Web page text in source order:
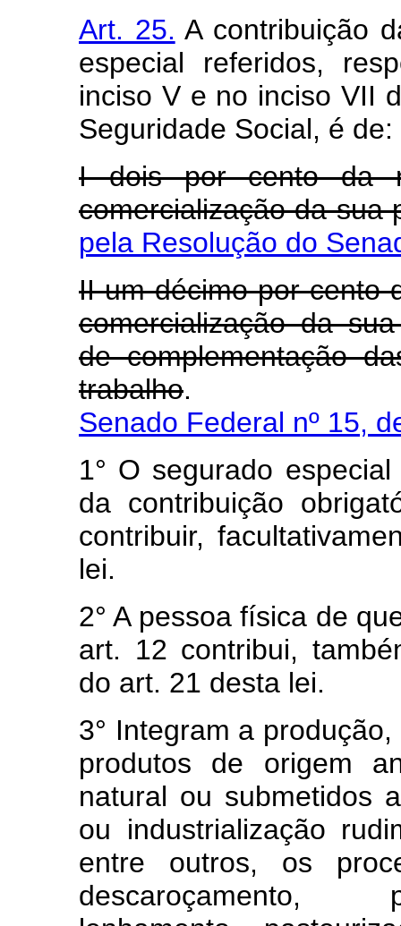
Art. 25. A contribuição
especial referidos,
inciso V e no inciso VII
Seguridade Social, é de:
I dois por cento da
comercialização da sua
pela Resolução do
II um décimo por cento
comercialização da
de complementação
trabalho
Senado Federal nº 15,
1° O segurado
da contribuição
contribuir,
lei.
2° A pessoa física de
art. 12 contribui,
do art. 21 desta lei.
3° Integram a
produtos de origem
natural ou submetidos
ou industrialização
entre outros, os
descaroçamento,